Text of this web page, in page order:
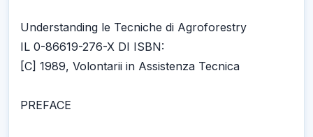
Understanding le Tecniche di Agroforestry
IL 0-86619-276-X DI ISBN:
[C] 1989, Volontarii in Assistenza Tecnica
PREFACE